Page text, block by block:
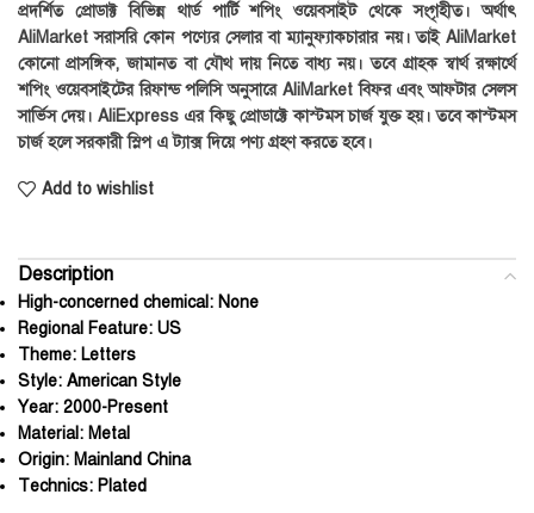
প্রদর্শিত প্রোডাক্ট বিভিন্ন থার্ড পার্টি শপিং ওয়েবসাইট থেকে সংগৃহীত। অর্থাৎ
AliMarket সরাসরি কোন পণ্যের সেলার বা ম্যানুফ্যাকচারার নয়। তাই AliMarket
কোনো প্রাসঙ্গিক, জামানত বা যৌথ দায় নিতে বাধ্য নয়। তবে গ্রাহক স্বার্থ রক্ষার্থে
শপিং ওয়েবসাইটের রিফান্ড পলিসি অনুসারে AliMarket বিফর এবং আফটার সেলস
সার্ভিস দেয়। AliExpress এর কিছু প্রোডাক্টে কাস্টমস চার্জ যুক্ত হয়। তবে কাস্টমস
চার্জ হলে সরকারী স্লিপ এ ট্যাক্স দিয়ে পণ্য গ্রহণ করতে হবে।
Add to wishlist
Description
High-concerned chemical: None
Regional Feature: US
Theme: Letters
Style: American Style
Year: 2000-Present
Material: Metal
Origin: Mainland China
Technics: Plated